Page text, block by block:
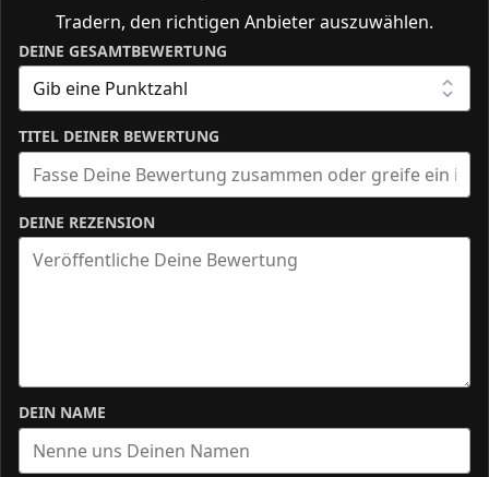
Tradern, den richtigen Anbieter auszuwählen.
DEINE GESAMTBEWERTUNG
TITEL DEINER BEWERTUNG
DEINE REZENSION
DEIN NAME